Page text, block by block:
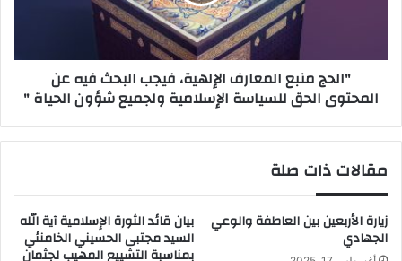
"الحج منبع المعارف الإلهية، فيجب البحث فيه عن
المحتوى الحق للسياسة الإسلامية ولجميع شؤون الحياة "
مقالات ذات صلة
زيارة الأربعين بين العاطفة والوعي
الجهادي
بيان قائد الثورة الإسلامية آية الله
السيد مجتبى الحسيني الخامنئي
بمناسبة التشييع المهيب لجثمان